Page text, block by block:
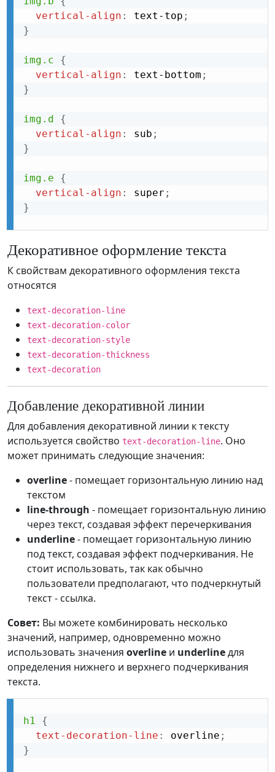
vertical-align : text-top ;
}
img.c
{
vertical-align : text-bottom ;
}
img.d
{
vertical-align : sub ;
}
img.e
{
vertical-align : super ;
}
Декоративное оформление текста
К свойствам декоративного оформления текста
относятся
text-decoration-line
text-decoration-color
text-decoration-style
text-decoration-thickness
text-decoration
Добавление декоративной линии
Для добавления декоративной линии к тексту
используется свойство text-decoration-line. Оно
может принимать следующие значения:
overline- помещает горизонтальную линию над
текстом
line-through - помещает горизонтальную линию
через текст, создавая эффект перечеркивания
underline- помещает горизонтальную линию
под текст, создавая эффект подчеркивания. Не
стоит использовать, так как обычно
пользователи предполагают, что подчеркнутый
текст - ссылка.
Совет: Вы можете комбинировать несколько
значений, например, одновременно можно
использовать значения overline и underlineдля
определения нижнего и верхнего подчеркивания
текста.
h1
{
text-decoration-line : overline ;
}